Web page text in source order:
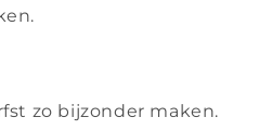
zo bijzonder maken.